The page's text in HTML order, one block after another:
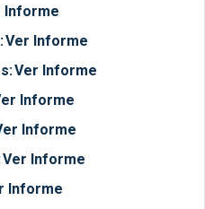
Informe
Ver Informe
Ver Informe
Informe
Informe
Ver Informe
Informe